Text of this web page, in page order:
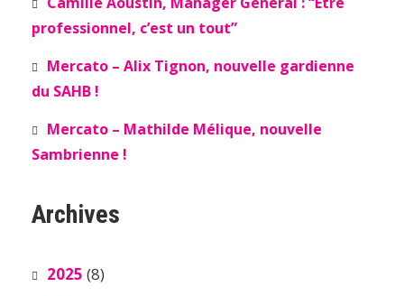
professionnel, c’est un tout”
Mercato – Alix Tignon, nouvelle gardienne
du SAHB !
Mercato – Mathilde Mélique, nouvelle
Sambrienne !
Archives
2025 (8)